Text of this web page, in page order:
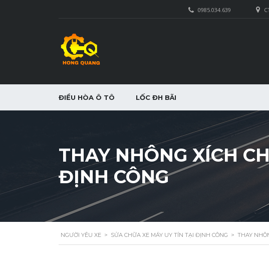
0985.034.639
ĐIỀU HÒA Ô TÔ LỐC ĐH BÃI
THAY NHÔNG XÍCH
ĐỊNH CÔNG
NGƯỜI YÊU XE > SỬA CHỮA XE MÁY UY TÍN TẠI ĐỊNH CÔNG > THAY